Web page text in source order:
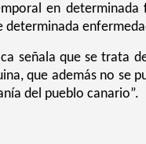
en determinada
determinada
señala que se trata
que además no se
del pueblo canario”.